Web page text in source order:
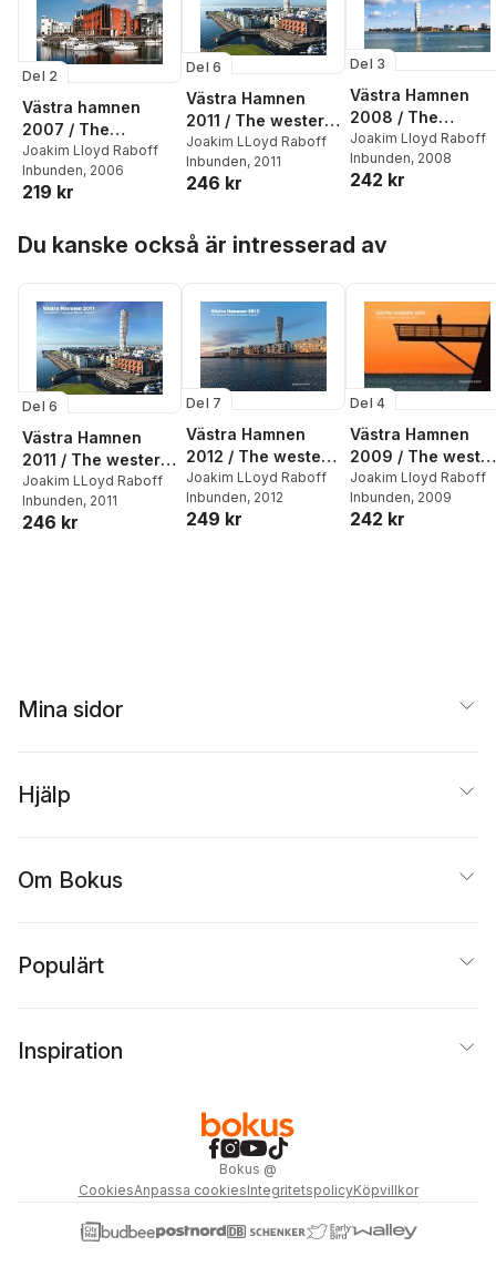
Del 2
Västra hamnen
2007 / The
western harbour
2007
Joakim Lloyd Raboff
Inbunden, 2006
219 kr
Del 6
Västra Hamnen
2011 / The western
harbour in Malmö,
Sweden
Joakim LLoyd Raboff
Inbunden, 2011
246 kr
Del 3
Västra Hamnen
2008 / The
western harbour
2008
Joakim Lloyd Raboff
Inbunden, 2008
242 kr
Du kanske också är intresserad av
Del 6
Västra Hamnen
2011 / The western
harbour in Malmö,
Sweden
Joakim LLoyd Raboff
Inbunden, 2011
246 kr
Del 7
Västra Hamnen
2012 / The western
harbour in Malmö,
Sweden
Joakim LLoyd Raboff
Inbunden, 2012
249 kr
Del 4
Västra Hamnen
2009 / The west
harbour 2009
Joakim Lloyd Raboff
Inbunden, 2009
242 kr
Mina sidor
Hjälp
Om Bokus
Populärt
Inspiration
Bokus @
CookiesAnpassa cookiesIntegritetspolicyKöpvillkor